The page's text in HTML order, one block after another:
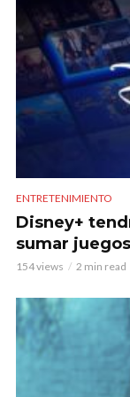
ENTRETENIMIENTO
Disney+
sumar
154 views 2 min read